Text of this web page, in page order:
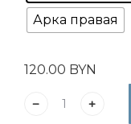
Арка правая
120.00 BYN